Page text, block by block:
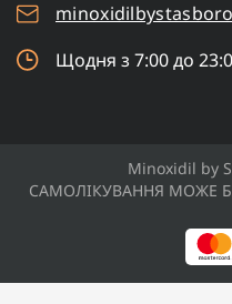
Щодня з 7:00 до
Minoxidil by
САМОЛІКУВАННЯ МОЖЕ